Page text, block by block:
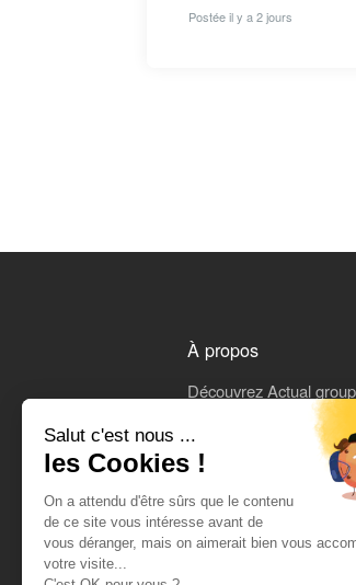
Salut c'est nous ...
les Cookies !
On a attendu d'être sûrs que le contenu
de ce site vous intéresse avant de
vous déranger, mais on aimerait bien vous
votre visite...
Postée il y a 2 jours
À propos
Découvrez Actual group
On parle de nous
CGU
Données personnelles